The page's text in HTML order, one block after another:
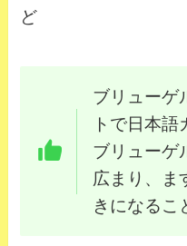
ど
ブリューゲ
トで日本
ブリューゲ
広まり、ま
きになるこ